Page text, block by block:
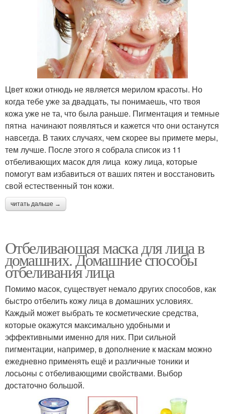
Цвет кожи отнюдь не является мерилом красоты. Но
когда тебе уже за двадцать, ты понимаешь, что твоя
кожа уже не та, что была раньше. Пигментация и темные
пятна начинают появляться и кажется что они останутся
навсегда. В таких случаях, чем скорее вы примете меры,
тем лучше. После этого я собрала список из 11
отбеливающих масок для лица кожу лица, которые
помогут вам избавиться от ваших пятен и восстановить
свой естественный тон кожи.
читать дальше →
Отбеливающая маска для лица в
домашних. Домашние способы
отбеливания лица
Помимо масок, существует немало других способов, как
быстро отбелить кожу лица в домашних условиях.
Каждый может выбрать те косметические средства,
которые окажутся максимально удобными и
эффективными именно для них. При сильной
пигментации, например, в дополнение к маскам можно
ежедневно применять ещё и различные тоники и
лосьоны с отбеливающими свойствами. Выбор
достаточно большой.